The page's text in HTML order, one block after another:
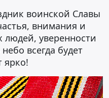
воинской Славы
внимания и
уверенности
всегда будет
ярко!